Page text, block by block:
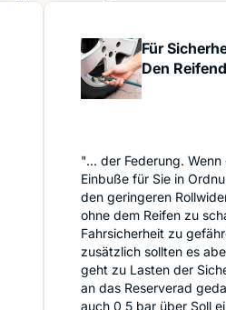
Für
Den
"... der Federung.
Einbuße für Sie in
den geringeren
ohne dem Reifen zu
Fahrsicherheit zu
zusätzlich sollten es
geht zu Lasten der
an das Reserverad
auch 0 5 bar über Soll